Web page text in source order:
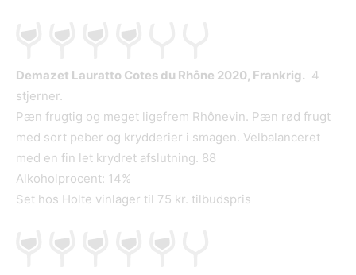
Demazet Lauratto Cotes du Rhône 2020, Frankrig. 4
stjerner.
Pæn frugtig og meget ligefrem Rhônevin. Pæn rød frugt
med sort peber og krydderier i smagen. Velbalanceret
med en fin let krydret afslutning. 88
Alkoholprocent: 14%
Set hos Holte vinlager til 75 kr. tilbudspris